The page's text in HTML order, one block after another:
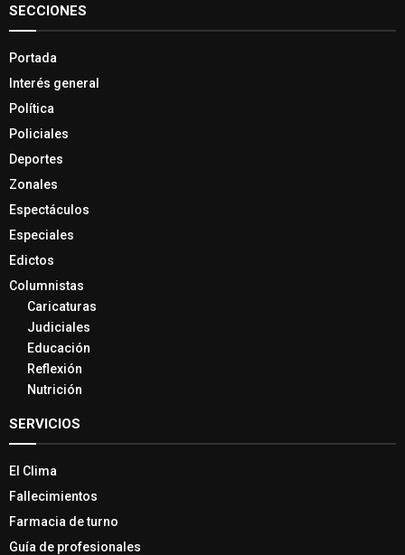
SECCIONES
Portada
Interés general
Política
Policiales
Deportes
Zonales
Espectáculos
Especiales
Edictos
Columnistas
Caricaturas
Judiciales
Educación
Reflexión
Nutrición
SERVICIOS
El Clima
Fallecimientos
Farmacia de turno
Guía de profesionales